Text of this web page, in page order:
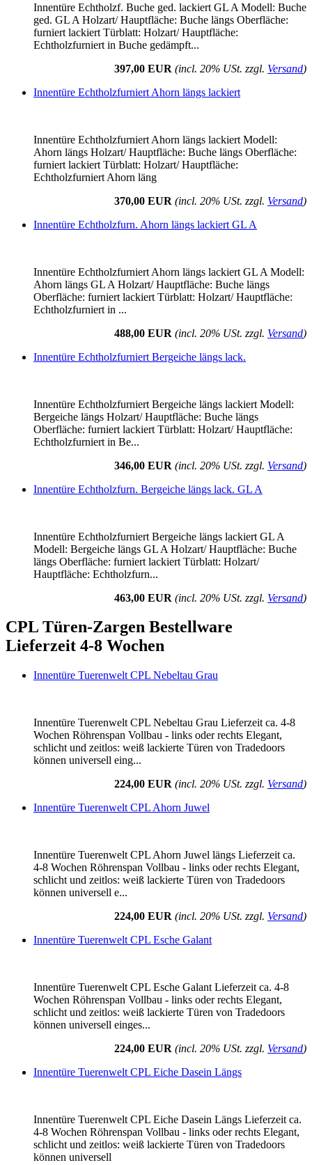
Innentüre Echtholzf. Buche ged. lackiert GL A Modell: Buche
ged. GL A Holzart/ Hauptfläche: Buche längs Oberfläche:
furniert lackiert Türblatt: Holzart/ Hauptfläche:
Echtholzfurniert in Buche gedämpft...
397,00 EUR (incl. 20% USt. zzgl. Versand)
Innentüre Echtholzfurniert Ahorn längs lackiert
Innentüre Echtholzfurniert Ahorn längs lackiert Modell:
Ahorn längs Holzart/ Hauptfläche: Buche längs Oberfläche:
furniert lackiert Türblatt: Holzart/ Hauptfläche:
Echtholzfurniert Ahorn läng
370,00 EUR (incl. 20% USt. zzgl. Versand)
Innentüre Echtholzfurn. Ahorn längs lackiert GL A
Innentüre Echtholzfurniert Ahorn längs lackiert GL A Modell:
Ahorn längs GL A Holzart/ Hauptfläche: Buche längs
Oberfläche: furniert lackiert Türblatt: Holzart/ Hauptfläche:
Echtholzfurniert in ...
488,00 EUR (incl. 20% USt. zzgl. Versand)
Innentüre Echtholzfurniert Bergeiche längs lack.
Innentüre Echtholzfurniert Bergeiche längs lackiert Modell:
Bergeiche längs Holzart/ Hauptfläche: Buche längs
Oberfläche: furniert lackiert Türblatt: Holzart/ Hauptfläche:
Echtholzfurniert in Be...
346,00 EUR (incl. 20% USt. zzgl. Versand)
Innentüre Echtholzfurn. Bergeiche längs lack. GL A
Innentüre Echtholzfurniert Bergeiche längs lackiert GL A
Modell: Bergeiche längs GL A Holzart/ Hauptfläche: Buche
längs Oberfläche: furniert lackiert Türblatt: Holzart/
Hauptfläche: Echtholzfurn...
463,00 EUR (incl. 20% USt. zzgl. Versand)
CPL Türen-Zargen Bestellware
Lieferzeit 4-8 Wochen
Innentüre Tuerenwelt CPL Nebeltau Grau
Innentüre Tuerenwelt CPL Nebeltau Grau Lieferzeit ca. 4-8
Wochen Röhrenspan Vollbau - links oder rechts Elegant,
schlicht und zeitlos: weiß lackierte Türen von Tradedoors
können universell eing...
224,00 EUR (incl. 20% USt. zzgl. Versand)
Innentüre Tuerenwelt CPL Ahorn Juwel
Innentüre Tuerenwelt CPL Ahorn Juwel längs Lieferzeit ca.
4-8 Wochen Röhrenspan Vollbau - links oder rechts Elegant,
schlicht und zeitlos: weiß lackierte Türen von Tradedoors
können universell e...
224,00 EUR (incl. 20% USt. zzgl. Versand)
Innentüre Tuerenwelt CPL Esche Galant
Innentüre Tuerenwelt CPL Esche Galant Lieferzeit ca. 4-8
Wochen Röhrenspan Vollbau - links oder rechts Elegant,
schlicht und zeitlos: weiß lackierte Türen von Tradedoors
können universell einges...
224,00 EUR (incl. 20% USt. zzgl. Versand)
Innentüre Tuerenwelt CPL Eiche Dasein Längs
Innentüre Tuerenwelt CPL Eiche Dasein Längs Lieferzeit ca.
4-8 Wochen Röhrenspan Vollbau - links oder rechts Elegant,
schlicht und zeitlos: weiß lackierte Türen von Tradedoors
können universell